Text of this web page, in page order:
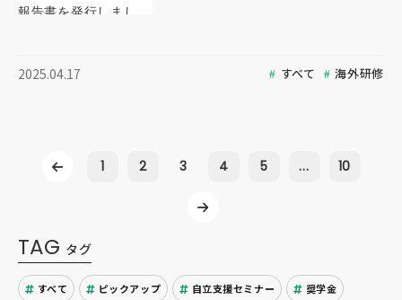
2025.04.17 すべて 海外研修
1 2 3 4 5 ... 10
TAG タグ
すべて ピックアップ 自立支援セミナー 奨学金